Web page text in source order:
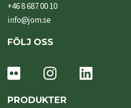
+46 8 687 00 10
info@jom.se
FÖLJ OSS
PRODUKTER